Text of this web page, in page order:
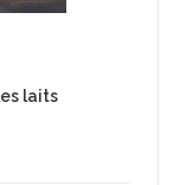
laits